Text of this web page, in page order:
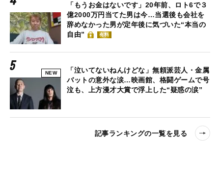
「もうお金はないです」20年前、ロト6で３
億2000万円当てた男は今…当選後も会社を
辞めなかった男が定年後に気づいた“本当の
自由”
有料
NEW
「泣いてないねんけどな」無頼派芸人・金属
バットの意外な涙…映画館、格闘ゲームで号
泣も、上方漫才大賞で浮上した“疑惑の涙”
記事ランキングの一覧を見る